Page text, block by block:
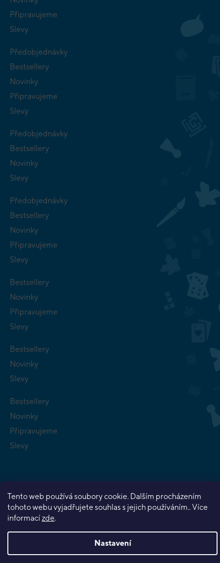
Tento web používá soubory cookie. Dalším procházením
tohoto webu vyjadřujete souhlas s jejich používáním.. Více
informacízde.
Nastavení
Připravujeme
Slevy
Předobjednávky
Bestsellery
Novinky
Připravujeme
Slevy
Předobjednávky
Bestsellery
Novinky
Slevy
Předobjednávky
Bestsellery
Novinky
Připravujeme
Slevy
Bestsellery
Novinky
Připravujeme
Slevy
Bestsellery
Novinky
Slevy
Bestsellery
Novinky
Připravujeme
Slevy
Vytvořil Shoptet Premium
Copyright 2026Planeta her. Všechna práva vyhrazena.